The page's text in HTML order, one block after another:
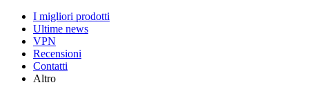
I migliori prodotti
Ultime news
VPN
Recensioni
Contatti
Altro